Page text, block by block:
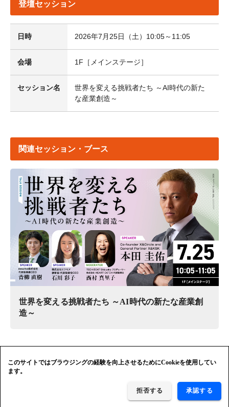
登壇セッション
日時 2026年7月25日（土）10:05～11:05
会場 1F［メインステージ］
セッション名
世界を変える挑戦者たち ～AI時代の新た
な産業創造～
関連セッション・ブース
世界を変える挑戦者たち ～AI時代の新たな産業創
造～
このサイトではブラウジングの経験を向上させるためにCookieを使用してい
ます。
拒否する 承認する